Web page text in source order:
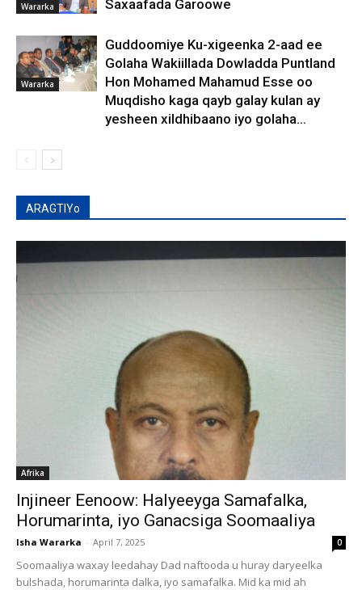
Wararka
Saxaafada Garoowe
Wararka
Guddoomiye Ku-xigeenka 2-aad ee
Golaha Wakiillada Dowladda Puntland
Hon Mohamed Mahamud Esse oo
Muqdisho kaga qayb galay kulan ay
yesheen xildhibaano iyo golaha...
ARAGTIYo
Afrika
Injineer Eenoow: Halyeeyga Samafalka,
Horumarinta, iyo Ganacsiga Soomaaliya
Isha Wararka - April 7, 2025 0
Soomaaliya waxay leedahay Dad naftooda u huray daryeelka
bulshada, horumarinta dalka, iyo samafalka. Mid ka mid ah